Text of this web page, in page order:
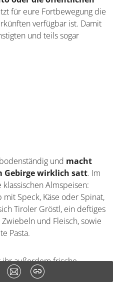
oder die öffentlichen
für eure Fortbewegung
verfügbar ist.
undmacht
Gebirge wirklich satt.
klassischen
ob mit Speck,
Dazu gesellen sich
eine Art